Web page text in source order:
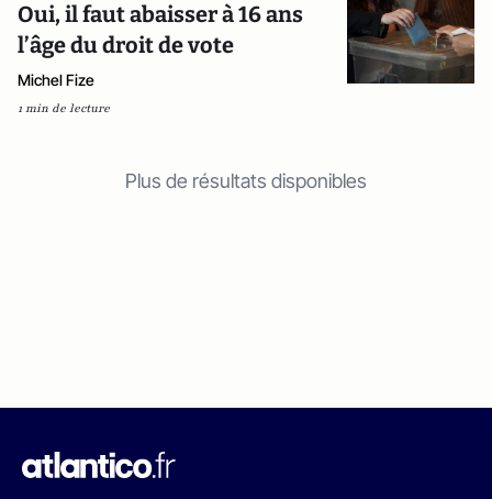
Oui, il faut abaisser à 16 ans
l’âge du droit de vote
Michel Fize
1 min de lecture
Plus de résultats disponibles